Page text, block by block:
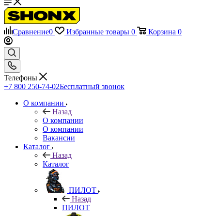
Сравнение0 Избранные товары 0 Корзина 0
Телефоны
+7 800 250-74-02Бесплатный звонок
О компании
Назад
О компании
О компании
Вакансии
Каталог
Назад
Каталог
ПИЛОТ
Назад
ПИЛОТ